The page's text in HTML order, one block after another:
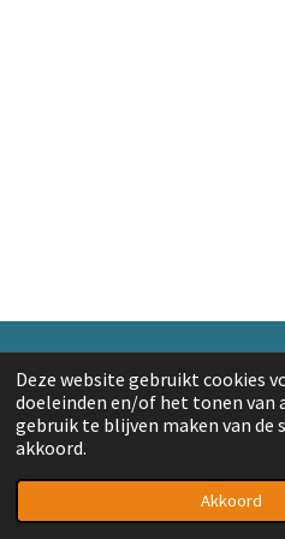
Deze website gebruikt cookies
doeleinden en/of het tonen van
gebruik te blijven maken van de
akkoord.
Akkoord
© 2018 A. v/d Top
Powered byJouwWeb